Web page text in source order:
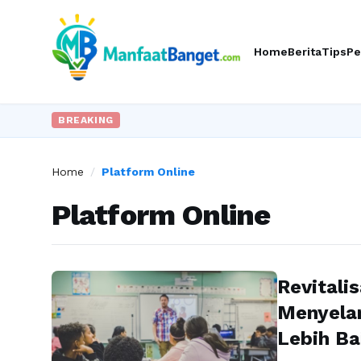
HomeBeritaTips
BREAKING
Home / Platform Online
Platform Online
Lebih